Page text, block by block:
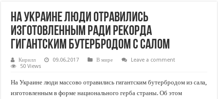
На Украине люди отравились
изготовленным ради рекорда
гигантским бутербродом с салом
Кирилл 09.06.2017 В мире
Leave a comment
50 Views
На Украине люди массово отравились гигантским бутербродом из сала,
изготовленным в форме национального герба страны. Об этом